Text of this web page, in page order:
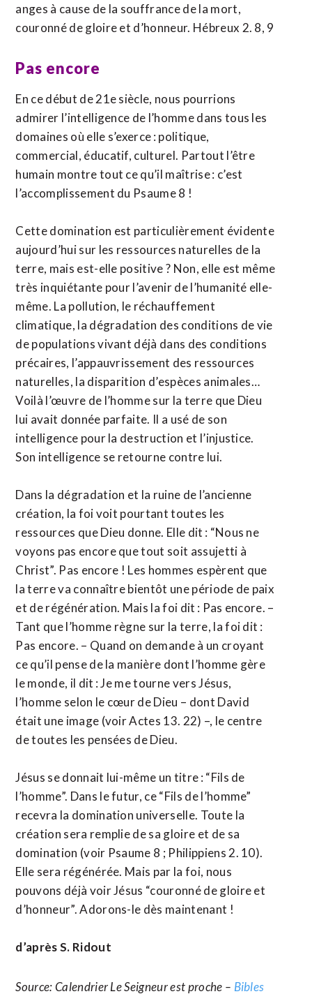
anges à cause de la souffrance de la mort,
couronné de gloire et d’honneur. Hébreux 2. 8, 9
Pas encore
En ce début de 21e siècle, nous pourrions
admirer l’intelligence de l’homme dans tous les
domaines où elle s’exerce : politique,
commercial, éducatif, culturel. Partout l’être
humain montre tout ce qu’il maîtrise : c’est
l’accomplissement du Psaume 8 !
Cette domination est particulièrement évidente
aujourd’hui sur les ressources naturelles de la
terre, mais est-elle positive ? Non, elle est même
très inquiétante pour l’avenir de l’humanité elle-
même. La pollution, le réchauffement
climatique, la dégradation des conditions de vie
de populations vivant déjà dans des conditions
précaires, l’appauvrissement des ressources
naturelles, la disparition d’espèces animales…
Voilà l’œuvre de l’homme sur la terre que Dieu
lui avait donnée parfaite. Il a usé de son
intelligence pour la destruction et l’injustice.
Son intelligence se retourne contre lui.
Dans la dégradation et la ruine de l’ancienne
création, la foi voit pourtant toutes les
ressources que Dieu donne. Elle dit : “Nous ne
voyons pas encore que tout soit assujetti à
Christ”. Pas encore ! Les hommes espèrent que
la terre va connaître bientôt une période de paix
et de régénération. Mais la foi dit : Pas encore. –
Tant que l’homme règne sur la terre, la foi dit :
Pas encore. – Quand on demande à un croyant
ce qu’il pense de la manière dont l’homme gère
le monde, il dit : Je me tourne vers Jésus,
l’homme selon le cœur de Dieu – dont David
était une image (voir Actes 13. 22) –, le centre
de toutes les pensées de Dieu.
Jésus se donnait lui-même un titre : “Fils de
l’homme”. Dans le futur, ce “Fils de l’homme”
recevra la domination universelle. Toute la
création sera remplie de sa gloire et de sa
domination (voir Psaume 8 ; Philippiens 2. 10).
Elle sera régénérée. Mais par la foi, nous
pouvons déjà voir Jésus “couronné de gloire et
d’honneur”. Adorons-le dès maintenant !
d’après S. Ridout
Source: Calendrier Le Seigneur est proche – Bibles